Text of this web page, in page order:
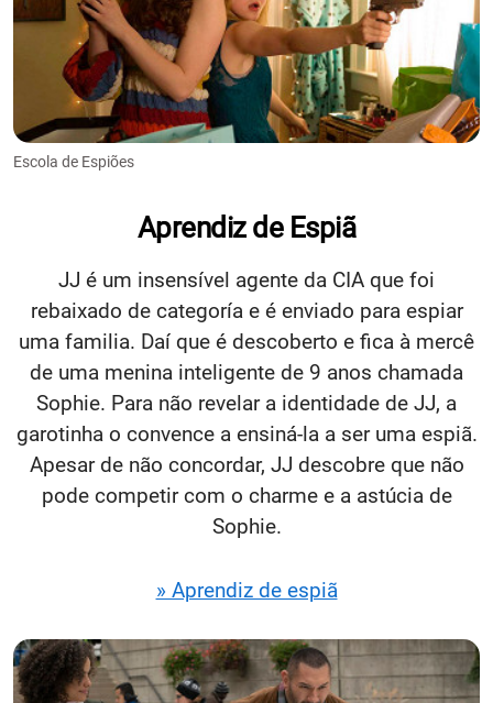
Escola de Espiões
Aprendiz de Espiã
JJ é um insensível agente da CIA que foi
rebaixado de categoría e é enviado para espiar
uma familia. Daí que é descoberto e fica à mercê
de uma menina inteligente de 9 anos chamada
Sophie. Para não revelar a identidade de JJ, a
garotinha o convence a ensiná-la a ser uma espiã.
Apesar de não concordar, JJ descobre que não
pode competir com o charme e a astúcia de
Sophie.
» Aprendiz de espiã